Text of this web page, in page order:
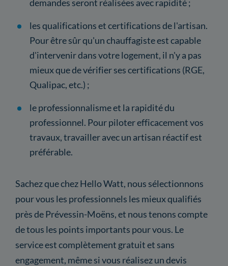
demandes seront réalisées avec rapidité ;
les qualifications et certifications de l'artisan.
Pour être sûr qu'un chauffagiste est capable
d'intervenir dans votre logement, il n'y a pas
mieux que de vérifier ses certifications (RGE,
Qualipac, etc.) ;
le professionnalisme et la rapidité du
professionnel. Pour piloter efficacement vos
travaux, travailler avec un artisan réactif est
préférable.
Sachez que chez Hello Watt, nous sélectionnons
pour vous les professionnels les mieux qualifiés
près de Prévessin-Moëns, et nous tenons compte
de tous les points importants pour vous. Le
service est complètement gratuit et sans
engagement, même si vous réalisez un devis